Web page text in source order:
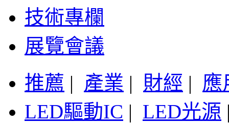
技術專欄
展覽會議
推薦 | 產業 | 財經 | 應
LED驅動IC | LED光源